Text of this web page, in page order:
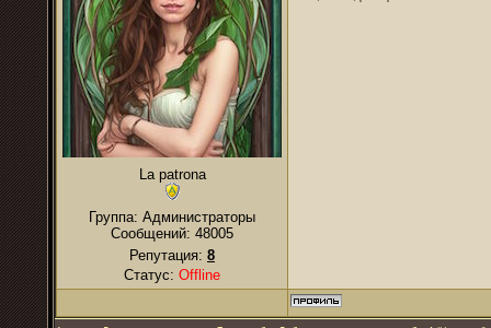
La patrona
Группа: Администраторы
Сообщений: 48005
Репутация: 8
Статус: Offline